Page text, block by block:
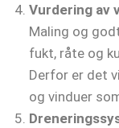
Vurdering av
Maling og
fukt, råte og
Derfor er det
og vinduer